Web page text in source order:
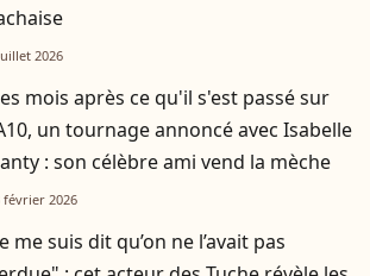
2026
mois après ce qu'il s'est passé sur
un tournage annoncé avec Isabelle
: son célèbre ami vend la mèche
février 2026
me suis dit qu’on ne l’avait pas